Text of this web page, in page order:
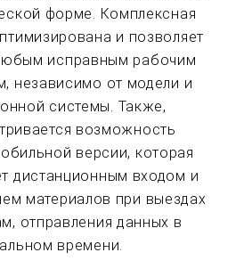
форме. Комплексная
и позволяет
исправным рабочим
независимо от модели и
системы. Также,
возможность
версии, которая
дистанционным входом и
материалов при выездах
отправления данных в
времени.